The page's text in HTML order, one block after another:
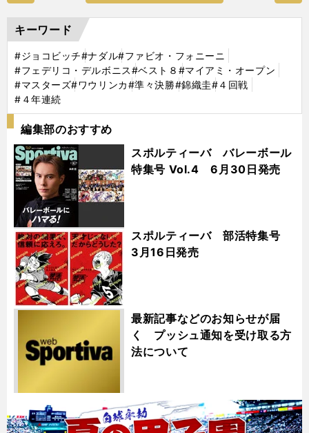
キーワード
#ジョコビッチ#ナダル#ファビオ・フォニーニ
#フェデリコ・デルボニス#ベスト８ #マイアミ・オープン
#マスターズ#ワウリンカ#準々決勝#錦織圭#４回戦
#４年連続
編集部のおすすめ
スポルティーバ バレーボール
特集号 Vol.4 6月30日発売
スポルティーバ 部活特集号
3月16日発売
最新記事などのお知らせが届
く プッシュ通知を受け取る方
法について